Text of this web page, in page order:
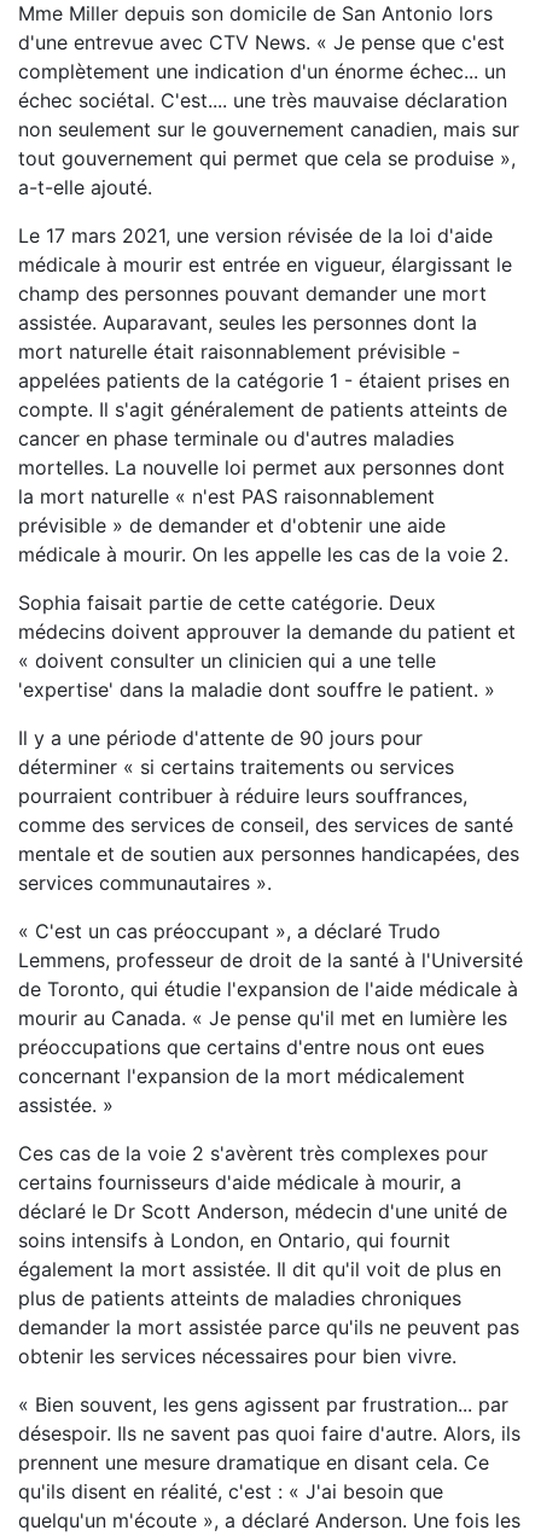
Mme Miller depuis son domicile de San Antonio lors
d'une entrevue avec CTV News. « Je pense que c'est
complètement une indication d'un énorme échec... un
échec sociétal. C'est.... une très mauvaise déclaration
non seulement sur le gouvernement canadien, mais sur
tout gouvernement qui permet que cela se produise »,
a-t-elle ajouté.
Le 17 mars 2021, une version révisée de la loi d'aide
médicale à mourir est entrée en vigueur, élargissant le
champ des personnes pouvant demander une mort
assistée. Auparavant, seules les personnes dont la
mort naturelle était raisonnablement prévisible -
appelées patients de la catégorie 1 - étaient prises en
compte. Il s'agit généralement de patients atteints de
cancer en phase terminale ou d'autres maladies
mortelles. La nouvelle loi permet aux personnes dont
la mort naturelle « n'est PAS raisonnablement
prévisible » de demander et d'obtenir une aide
médicale à mourir. On les appelle les cas de la voie 2.
Sophia faisait partie de cette catégorie. Deux
médecins doivent approuver la demande du patient et
« doivent consulter un clinicien qui a une telle
'expertise' dans la maladie dont souffre le patient. »
Il y a une période d'attente de 90 jours pour
déterminer « si certains traitements ou services
pourraient contribuer à réduire leurs souffrances,
comme des services de conseil, des services de santé
mentale et de soutien aux personnes handicapées, des
services communautaires ».
« C'est un cas préoccupant », a déclaré Trudo
Lemmens, professeur de droit de la santé à l'Université
de Toronto, qui étudie l'expansion de l'aide médicale à
mourir au Canada. « Je pense qu'il met en lumière les
préoccupations que certains d'entre nous ont eues
concernant l'expansion de la mort médicalement
assistée. »
Ces cas de la voie 2 s'avèrent très complexes pour
certains fournisseurs d'aide médicale à mourir, a
déclaré le Dr Scott Anderson, médecin d'une unité de
soins intensifs à London, en Ontario, qui fournit
également la mort assistée. Il dit qu'il voit de plus en
plus de patients atteints de maladies chroniques
demander la mort assistée parce qu'ils ne peuvent pas
obtenir les services nécessaires pour bien vivre.
« Bien souvent, les gens agissent par frustration... par
désespoir. Ils ne savent pas quoi faire d'autre. Alors, ils
prennent une mesure dramatique en disant cela. Ce
qu'ils disent en réalité, c'est : « J'ai besoin que
quelqu'un m'écoute », a déclaré Anderson. Une fois les